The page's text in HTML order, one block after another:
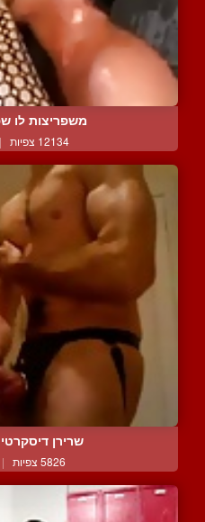
משפריצות לו
12134 צפיות |
שרירן
5826 צפיות |